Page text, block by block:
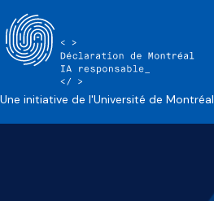
Une initiative de l'Université de Montréal